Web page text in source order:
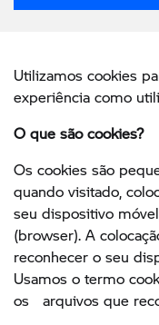
Utilizamos cookies
experiência como
O que são cookies?
Os cookies são
quando visitado,
seu dispositivo
(browser). A
reconhecer o seu
Usamos o termo
os arquivos que